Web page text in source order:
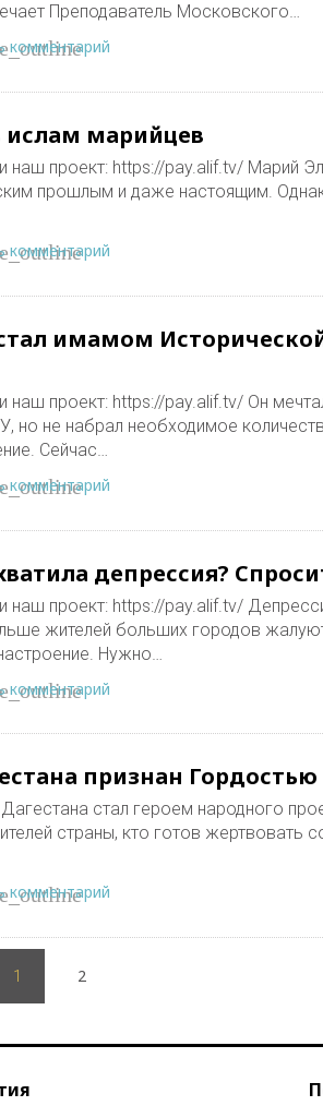
Преподаватель Московского…
комментарий
ислам марийцев
наш проект: https://pay.alif.tv/ Марий Эл
прошлым и даже настоящим.
комментарий
имамом
наш проект: https://pay.alif.tv/ Он
но не набрал необходимое
Сейчас…
комментарий
депрессия?
наш проект: https://pay.alif.tv/
жителей больших городов
Нужно…
комментарий
признан Гордостью
стал героем народного
страны, кто готов жертвовать
комментарий
1 2